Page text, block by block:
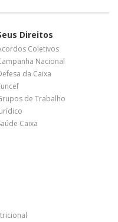
Direitos
Coletivos
Nacional
da Caixa
de Trabalho
Caixa